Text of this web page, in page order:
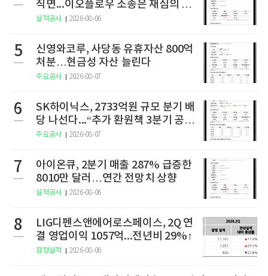
직면...이오플로우 소송은 재심의 청
구
실적공시 2026-08-06
5
신영와코루, 사당동 유휴자산 800억
처분…현금성 자산 늘린다
주요공시 2026-08-07
6
SK하이닉스, 2733억원 규모 분기 배
당 나선다...“추가 환원책 3분기 공
개”
주요공시 2026-08-07
7
아이온큐, 2분기 매출 287% 급증한
8010만 달러…연간 전망치 상향
실적공시 2026-08-06
8
LIG디펜스앤에어로스페이스, 2Q 연
결 영업이익 1057억...전년비 29%↑
잠정실적 2026-08-06